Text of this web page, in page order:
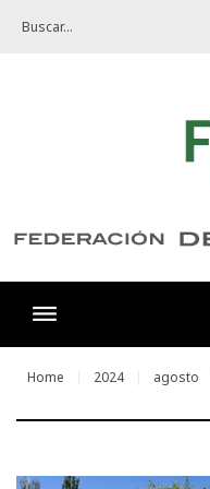
Home 2024 agosto
Día: